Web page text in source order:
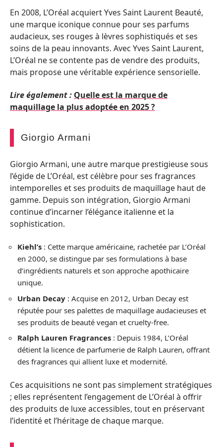
En 2008, L’Oréal acquiert Yves Saint Laurent Beauté,
une marque iconique connue pour ses parfums
audacieux, ses rouges à lèvres sophistiqués et ses
soins de la peau innovants. Avec Yves Saint Laurent,
L’Oréal ne se contente pas de vendre des produits,
mais propose une véritable expérience sensorielle.
Lire également : Quelle est la marque de
maquillage la plus adoptée en 2025 ?
Giorgio Armani
Giorgio Armani, une autre marque prestigieuse sous
l’égide de L’Oréal, est célèbre pour ses fragrances
intemporelles et ses produits de maquillage haut de
gamme. Depuis son intégration, Giorgio Armani
continue d’incarner l’élégance italienne et la
sophistication.
Kiehl’s : Cette marque américaine, rachetée par L’Oréal
en 2000, se distingue par ses formulations à base
d’ingrédients naturels et son approche apothicaire
unique.
Urban Decay : Acquise en 2012, Urban Decay est
réputée pour ses palettes de maquillage audacieuses et
ses produits de beauté vegan et cruelty-free.
Ralph Lauren Fragrances : Depuis 1984, L’Oréal
détient la licence de parfumerie de Ralph Lauren, offrant
des fragrances qui allient luxe et modernité.
Ces acquisitions ne sont pas simplement stratégiques
; elles représentent l’engagement de L’Oréal à offrir
des produits de luxe accessibles, tout en préservant
l’identité et l’héritage de chaque marque.